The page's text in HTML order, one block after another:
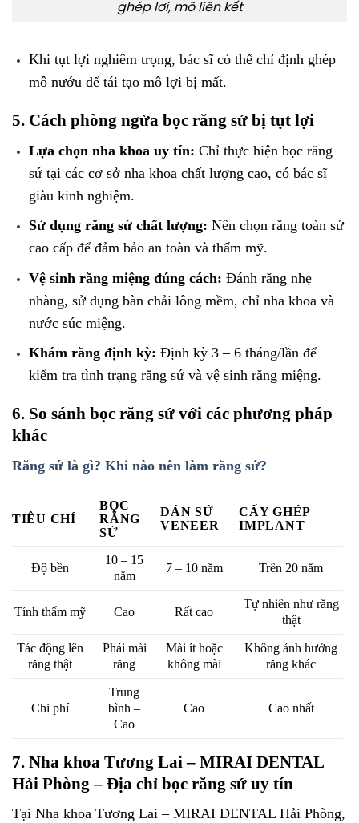
ghép lơi, mô liên kết
Khi tụt lợi nghiêm trọng, bác sĩ có thể chỉ định ghép
mô nướu để tái tạo mô lợi bị mất.
5. Cách phòng ngừa bọc răng sứ bị tụt lợi
Lựa chọn nha khoa uy tín: Chỉ thực hiện bọc răng
sứ tại các cơ sở nha khoa chất lượng cao, có bác sĩ
giàu kinh nghiệm.
Sử dụng răng sứ chất lượng: Nên chọn răng toàn sứ
cao cấp để đảm bảo an toàn và thẩm mỹ.
Vệ sinh răng miệng đúng cách: Đánh răng nhẹ
nhàng, sử dụng bàn chải lông mềm, chỉ nha khoa và
nước súc miệng.
Khám răng định kỳ: Định kỳ 3 – 6 tháng/lần để
kiểm tra tình trạng răng sứ và vệ sinh răng miệng.
6. So sánh bọc răng sứ với các phương pháp
khác
Răng sứ là gì? Khi nào nên làm răng sứ?
TIÊU CHÍ
BỌC
RĂNG
SỨ
DÁN SỨ
VENEER
CẤY GHÉP
IMPLANT
Độ bền
10 – 15
năm
7 – 10 năm Trên 20 năm
Tính thẩm mỹ Cao Rất cao
Tự nhiên như răng
thật
Tác động lên
răng thật
Phải mài
răng
Mài ít hoặc
không mài
Không ảnh hưởng
răng khác
Chi phí
Trung
bình –
Cao
Cao Cao nhất
7. Nha khoa Tương Lai – MIRAI DENTAL
Hải Phòng – Địa chỉ bọc răng sứ uy tín
Tại Nha khoa Tương Lai – MIRAI DENTAL Hải Phòng,